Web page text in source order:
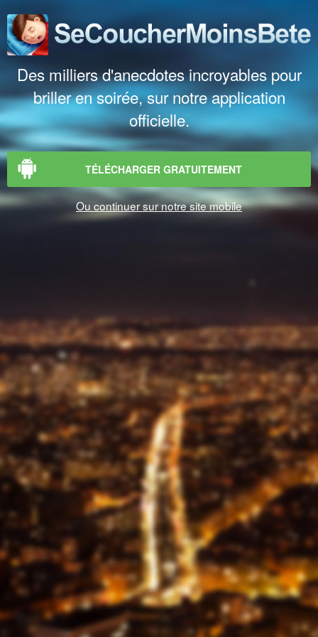
Des milliers d'anecdotes incroyables pour
briller en soirée, sur notre application
officielle.
TÉLÉCHARGER GRATUITEMENT
Ou continuer sur notre site mobile